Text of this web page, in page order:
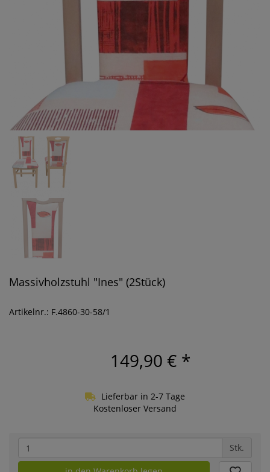
Massivholzstuhl "Ines" (2Stück)
Artikelnr.: F.4860-30-58/1
149,90 € *
Lieferbar in 2-7 Tage
Kostenloser Versand
Stk.